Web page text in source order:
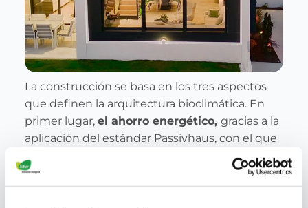
La construcción se basa en los tres aspectos
que definen la arquitectura bioclimática. En
primer lugar, el ahorro energético, gracias a la
aplicación del estándar Passivhaus, con el que
respeto
del medio ambiente
a partir de materiales e
instalaciones sostenibles y por último, en la